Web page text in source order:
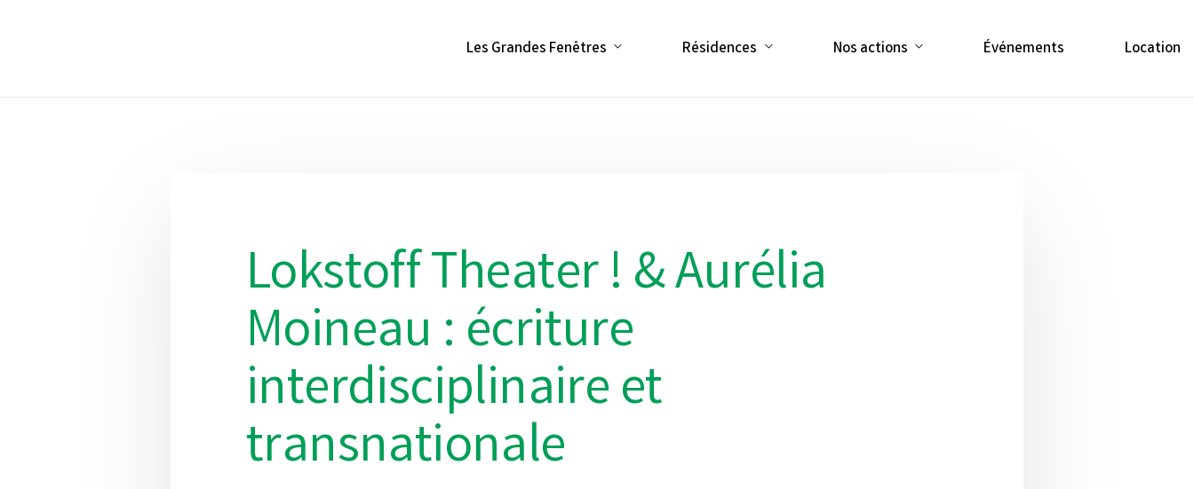
Les Grandes Fenêtres Résidences Nos actions Événements Location
Lokstoff Theater ! & Aurélia
Moineau : écriture
interdisciplinaire et
transnationale